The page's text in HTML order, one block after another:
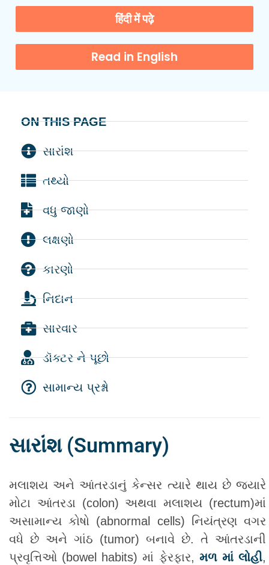
हिंदी में पढ़े
Read in English
ON THIS PAGE
સારાંશ
તથ્યો
વધુ જાણો
લક્ષણો
કારણો
નિદાન
સારવાર
ડૉક્ટર ને પૂછો
સામાન્ય પ્રશ્નો
સારાંશ (Summary)
મલાશય અને આંતરડાનું કેન્સર ત્યારે થાય છે જ્યારે
મોટા આંતરડા (colon) અથવા મલાશય (rectum)માં
અસામાન્ય કોષો (abnormal cells) નિયંત્રણ વગર
વધે છે અને ગાંઠ (tumor) બનાવે છે. તે આંતરડાની
પ્રવૃત્તિઓ (bowel habits) માં ફેરફાર, મળ માં લોહી,